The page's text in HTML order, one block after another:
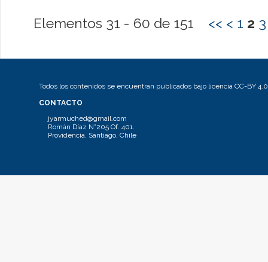
Elementos 31 - 60 de 151 << < 1 2 3
Todos los contenidos se encuentran publicados bajo licencia CC-BY 4.0
CONTACTO
jyarmuched@gmail.com
Román Díaz N°205 Of. 401.
Providencia, Santiago, Chile